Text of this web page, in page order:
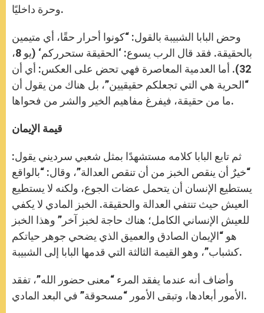
وحرة داخليًا.
وحض البابا الشبيبة بالقول: “كونوا أحرار حقًا، أي متيمين
بالحقيقة. فقد قال الرب يسوع: ‘الحقيقة ستحرركم‘ (يو 8،
32). أما العدمية المعاصرة فهي تحض على العكس: أي أن
“الحرية هي التي تجعلكم حقيقيين”، بل هناك من يقول أن
ما من حقيقة، فيفرغ مفاهيم الخير والشر من فحواها.
قيمة الإيمان
ثم تابع البابا كلامه مستشهدًا بمثل شعبي سرديني يقول:
“خيرٌ أن ينقص الخبز من أن تنقص العدالة”، وقال: “بالواقع
يستطيع الإنسان أن يتحمل عضات الجوع، ولكنه لا يستطيع
العيش حيث تنتفي العدالة والحقيقة. الخبز المادي لا يكفي
للعيش الإنساني الكامل؛ هناك حاجة لخبز آخر” وهذا الخبز
هو “الإيمان الصادق والعميق الذي يضحي جوهر حياتكم
كشباب”، وهو القيمة الثالثة التي قدمها البابا إلى الشبيبة.
وأضاف أنه عندما يفقد المرء “معنى حضور الله”، تفقد
الأمور أبعادها، وتبقى الأمور “مسحوقة” في البعد المادي.